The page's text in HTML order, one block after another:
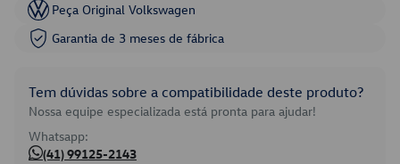
Peça Original Volkswagen
Garantia de 3 meses de fábrica
Tem dúvidas sobre a compatibilidade deste produto?
Nossa equipe especializada está pronta para ajudar!
Whatsapp:
(41) 99125-2143